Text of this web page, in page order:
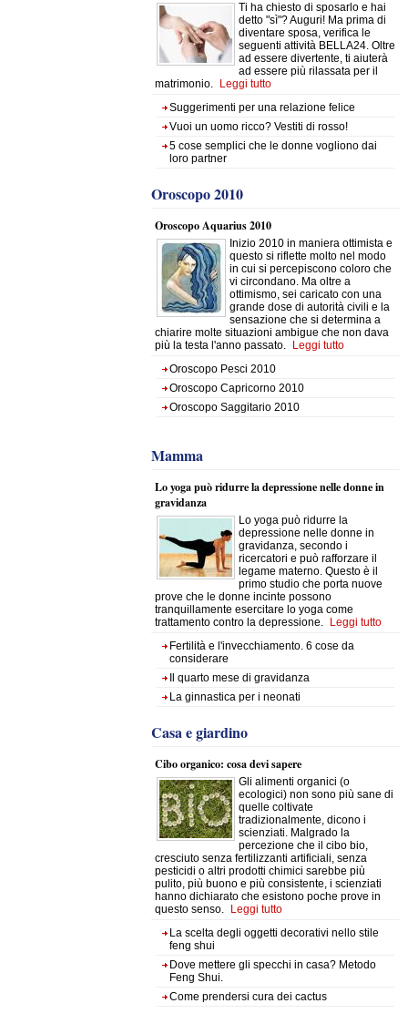
Ti ha chiesto di sposarlo e hai
detto "sì"? Auguri! Ma prima di
diventare sposa, verifica le
seguenti attività BELLA24. Oltre
ad essere divertente, ti aiuterà
ad essere più rilassata per il
matrimonio.
Leggi tutto
Suggerimenti per una relazione felice
Vuoi un uomo ricco? Vestiti di rosso!
5 cose semplici che le donne vogliono dai
loro partner
Oroscopo 2010
Oroscopo Aquarius 2010
Inizio 2010 in maniera ottimista e
questo si riflette molto nel modo
in cui si percepiscono coloro che
vi circondano. Ma oltre a
ottimismo, sei caricato con una
grande dose di autorità civili e la
sensazione che si determina a
chiarire molte situazioni ambigue che non dava
più la testa l'anno passato.
Leggi tutto
Oroscopo Pesci 2010
Oroscopo Capricorno 2010
Oroscopo Saggitario 2010
Mamma
Lo yoga può ridurre la depressione nelle donne in
gravidanza
Lo yoga può ridurre la
depressione nelle donne in
gravidanza, secondo i
ricercatori e può rafforzare il
legame materno. Questo è il
primo studio che porta nuove
prove che le donne incinte possono
tranquillamente esercitare lo yoga come
trattamento contro la depressione.
Leggi tutto
Fertilità e l'invecchiamento. 6 cose da
considerare
Il quarto mese di gravidanza
La ginnastica per i neonati
Casa e giardino
Cibo organico: cosa devi sapere
Gli alimenti organici (o
ecologici) non sono più sane di
quelle coltivate
tradizionalmente, dicono i
scienziati. Malgrado la
percezione che il cibo bio,
cresciuto senza fertilizzanti artificiali, senza
pesticidi o altri prodotti chimici sarebbe più
pulito, più buono e più consistente, i scienziati
hanno dichiarato che esistono poche prove in
questo senso.
Leggi tutto
La scelta degli oggetti decorativi nello stile
feng shui
Dove mettere gli specchi in casa? Metodo
Feng Shui.
Come prendersi cura dei cactus